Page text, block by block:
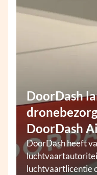
DoorDash
DoorDash
DoorDash heeft
luchtvaartlicentie